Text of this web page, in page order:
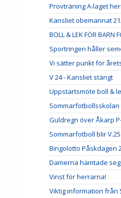
Provträning A-laget
Kansliet obemannat
BOLL & LEK FÖR BARN
Sportringen håller
Vi sätter punkt för
V 24 - Kansliet stängt
Uppstartsmöte boll &
Sommarfotbollsskolan
Guldregn över Åkarp
Sommarfotboll blir
Bingolotto Påskdagen
Damerna hämtade
Vinst för herrarna!
Viktig information från